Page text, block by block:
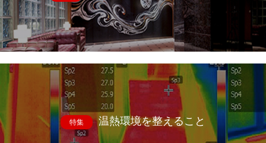
特集 温熱環境を整えること